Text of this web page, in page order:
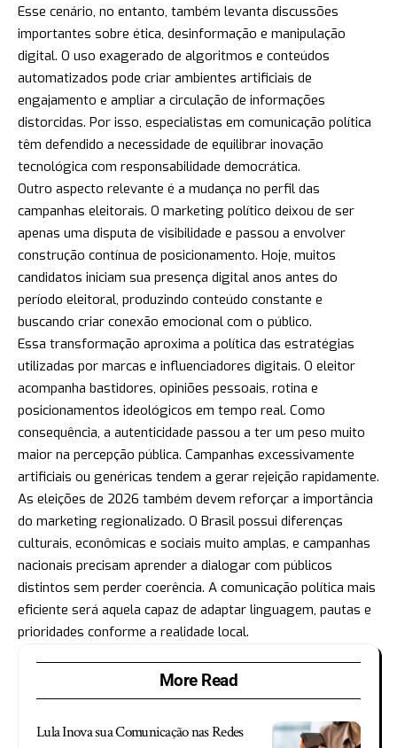
Esse cenário, no entanto, também levanta discussões
importantes sobre ética, desinformação e manipulação
digital. O uso exagerado de algoritmos e conteúdos
automatizados pode criar ambientes artificiais de
engajamento e ampliar a circulação de informações
distorcidas. Por isso, especialistas em comunicação política
têm defendido a necessidade de equilibrar inovação
tecnológica com responsabilidade democrática.
Outro aspecto relevante é a mudança no perfil das
campanhas eleitorais. O marketing político deixou de ser
apenas uma disputa de visibilidade e passou a envolver
construção contínua de posicionamento. Hoje, muitos
candidatos iniciam sua presença digital anos antes do
período eleitoral, produzindo conteúdo constante e
buscando criar conexão emocional com o público.
Essa transformação aproxima a política das estratégias
utilizadas por marcas e influenciadores digitais. O eleitor
acompanha bastidores, opiniões pessoais, rotina e
posicionamentos ideológicos em tempo real. Como
consequência, a autenticidade passou a ter um peso muito
maior na percepção pública. Campanhas excessivamente
artificiais ou genéricas tendem a gerar rejeição rapidamente.
As eleições de 2026 também devem reforçar a importância
do marketing regionalizado. O Brasil possui diferenças
culturais, econômicas e sociais muito amplas, e campanhas
nacionais precisam aprender a dialogar com públicos
distintos sem perder coerência. A comunicação política mais
eficiente será aquela capaz de adaptar linguagem, pautas e
prioridades conforme a realidade local.
More Read
Lula Inova sua Comunicação nas Redes